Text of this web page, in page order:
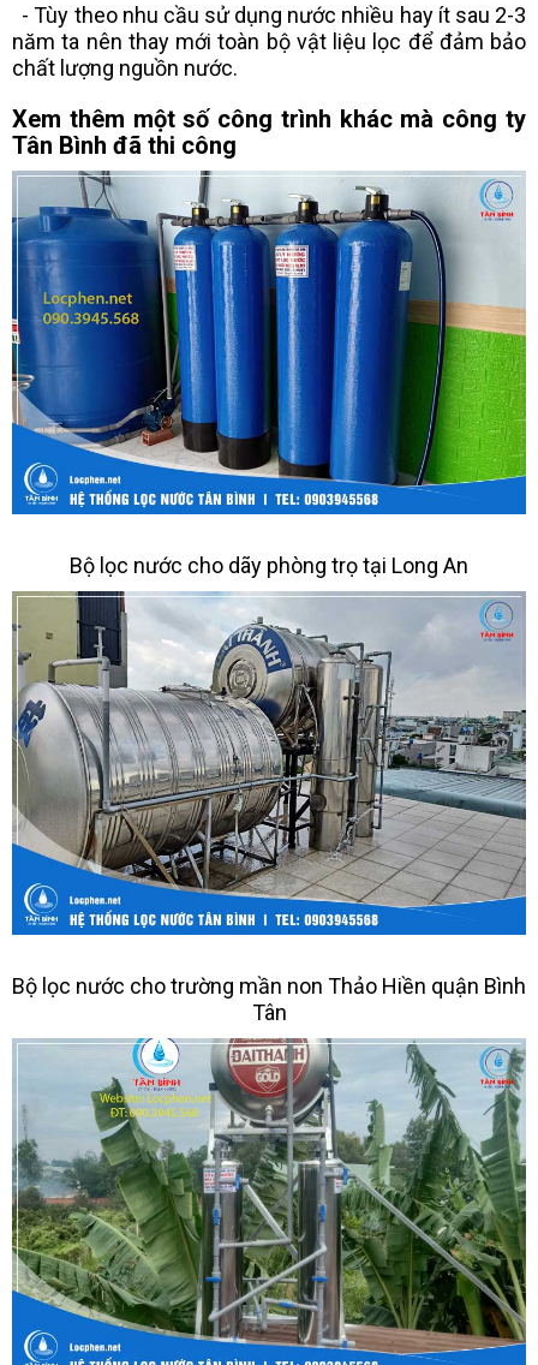
- Tùy theo nhu cầu sử dụng nước nhiều hay ít sau 2-3
năm ta nên thay mới toàn bộ vật liệu lọc để đảm bảo
chất lượng nguồn nước.
Xem thêm một số công trình khác mà công ty
Tân Bình đã thi công
Bộ lọc nước cho dãy phòng trọ tại Long An
Bộ lọc nước cho trường mần non Thảo Hiền quận Bình
Tân